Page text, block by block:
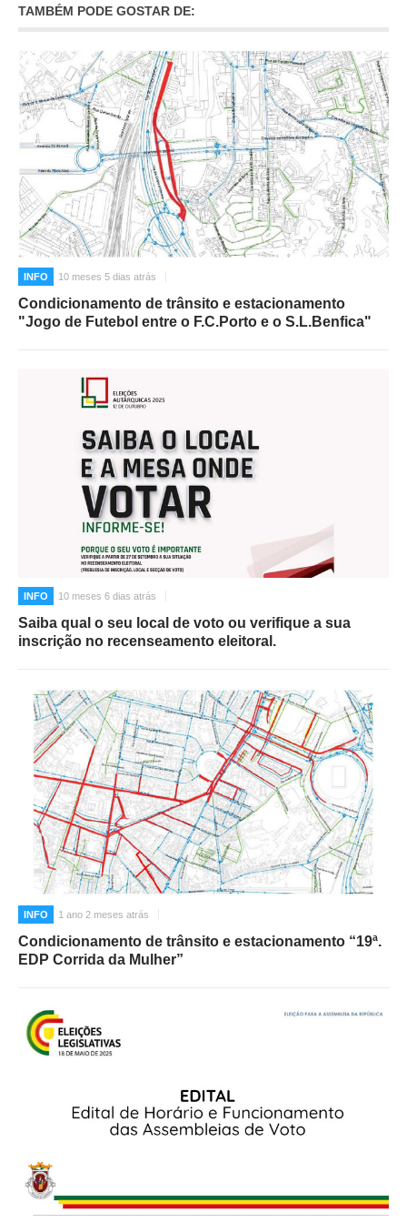
TAMBÉM PODE GOSTAR DE:
INFO 10 meses 5 dias atrás
Condicionamento de trânsito e estacionamento
"Jogo de Futebol entre o F.C.Porto e o S.L.Benfica"
INFO 10 meses 6 dias atrás
Saiba qual o seu local de voto ou verifique a sua
inscrição no recenseamento eleitoral.
INFO 1 ano 2 meses atrás
Condicionamento de trânsito e estacionamento “19ª.
EDP Corrida da Mulher”